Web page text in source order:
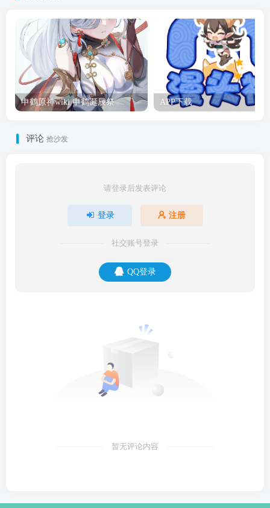
申鹤原神wiki 申鹤诞辰祭 APP下载
评论 抢沙发
请登录后发表评论
登录 注册
社交账号登录
QQ登录
暂无评论内容